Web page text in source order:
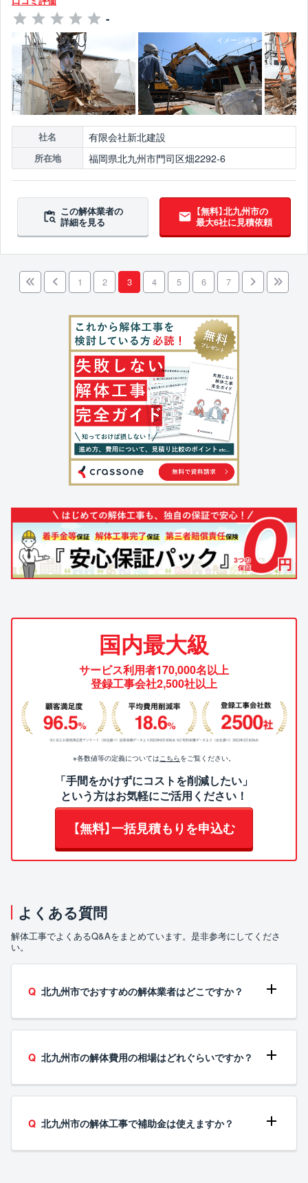
-
社名 有限会社新北建設
所在地 福岡県北九州市門司区畑2292-6
この解体業者の
詳細を見る
【無料】北九州市の
最大6社に見積依頼
1 2 3 4 5 6 7
国内最大級
サービス利用者170,000名以上
登録工事会社2,500社以上
※各数値等の定義については こちらをご覧ください。
「手間をかけずにコストを削減したい」
という方はお気軽にご活用ください！
【無料】一括見積もりを申込む
よくある質問
解体工事でよくあるQ&Aをまとめています。是非参考にしてくださ
い。
北九州市でおすすめの解体業者はどこですか？
北九州市の解体費用の相場はどれぐらいですか？
北九州市の解体工事で補助金は使えますか？